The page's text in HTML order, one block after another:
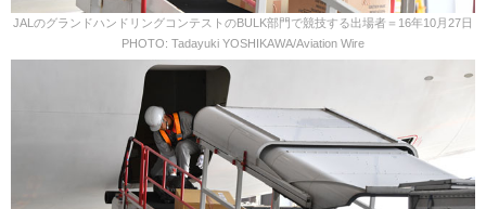
JALのグランドハンドリングコンテストのBULK部門で競技する出場者＝16年10月27日
PHOTO: Tadayuki YOSHIKAWA/Aviation Wire